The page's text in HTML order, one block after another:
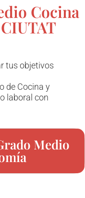
Cocina
tus objetivos
de Cocina y
laboral con
Medio